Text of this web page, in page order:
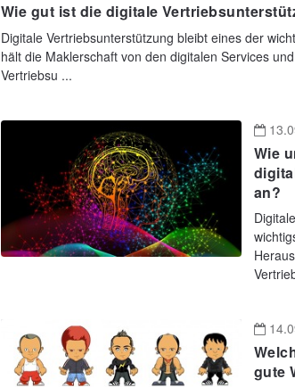
Wie gut ist die digitale
Digitale Vertriebsunterstützung bleibt eines der
hält die Maklerschaft von den digitalen Services
Vertriebsu ...
Wie
an?
gute